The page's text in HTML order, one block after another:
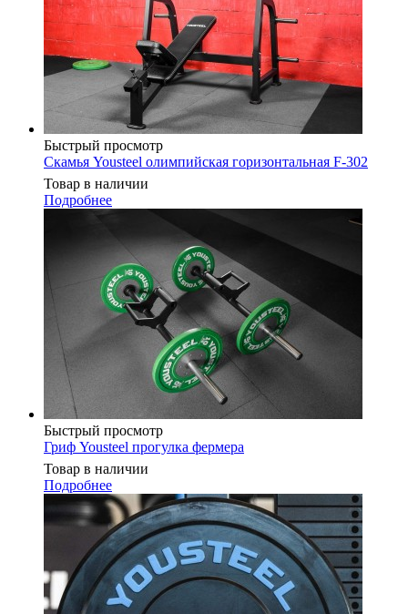
Быстрый просмотр
Скамья Yousteel олимпийская горизонтальная F-302
Товар в наличии
Подробнее
Быстрый просмотр
Гриф Yousteel прогулка фермера
Товар в наличии
Подробнее